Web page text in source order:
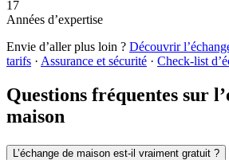
17
Années d’expertise
Envie d’aller plus loin ? Découvrir
tarifs · Assurance et sécurité · Check-list
Questions fréquentes sur
maison
L’échange de maison est-il vraiment gratuit ?